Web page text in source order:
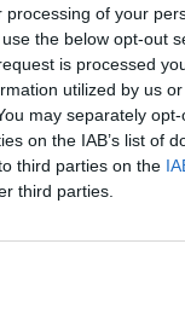
of your
the below opt-out
is processed
utilized by us
may separately
on the IAB’s list of
third parties on the
third parties.
postres